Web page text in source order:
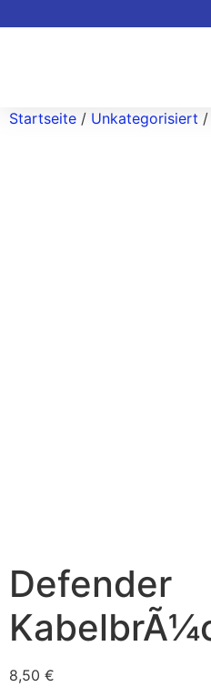
Startseite / Unkategorisiert /
Defender
8,50 €